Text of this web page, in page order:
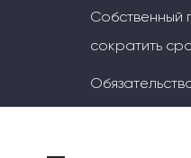
Собственный
сократить